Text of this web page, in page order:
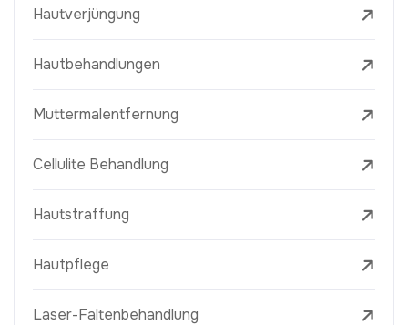
Hautverjüngung
Hautbehandlungen
Muttermalentfernung
Cellulite Behandlung
Hautstraffung
Hautpflege
Laser-Faltenbehandlung